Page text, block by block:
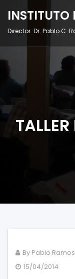
INSTITUTO
Director: Dr. Pablo C.
By Pablo Ramos
15/04/2014